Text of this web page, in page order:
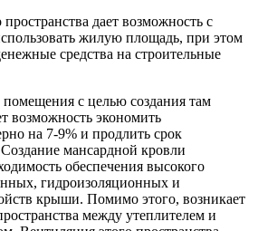
дает возможность с
жилую площадь, при этом
средства на строительные
помещения с целью создания там
возможность экономить
на 7-9% и продлить срок
мансардной кровли
обеспечения высокого
гидроизоляционных и
крыши. Помимо этого, возникает
между утеплителем и